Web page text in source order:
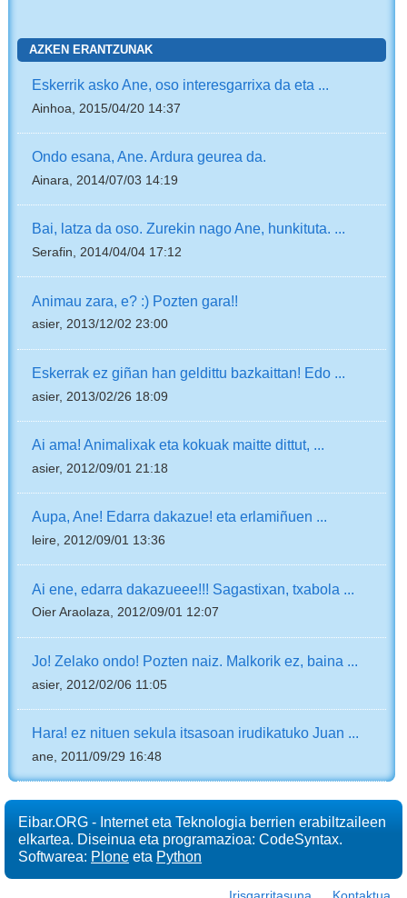
AZKEN ERANTZUNAK
Eskerrik asko Ane, oso interesgarrixa da eta ...
Ainhoa, 2015/04/20 14:37
Ondo esana, Ane. Ardura geurea da.
Ainara, 2014/07/03 14:19
Bai, latza da oso. Zurekin nago Ane, hunkituta. ...
Serafin, 2014/04/04 17:12
Animau zara, e? :) Pozten gara!!
asier, 2013/12/02 23:00
Eskerrak ez giñan han geldittu bazkaittan! Edo ...
asier, 2013/02/26 18:09
Ai ama! Animalixak eta kokuak maitte dittut, ...
asier, 2012/09/01 21:18
Aupa, Ane! Edarra dakazue! eta erlamiñuen ...
leire, 2012/09/01 13:36
Ai ene, edarra dakazueee!!! Sagastixan, txabola ...
Oier Araolaza, 2012/09/01 12:07
Jo! Zelako ondo! Pozten naiz. Malkorik ez, baina ...
asier, 2012/02/06 11:05
Hara! ez nituen sekula itsasoan irudikatuko Juan ...
ane, 2011/09/29 16:48
Eibar.ORG - Internet eta Teknologia berrien erabiltzaileen
elkartea. Diseinua eta programazioa: CodeSyntax.
Softwarea: Plone eta Python